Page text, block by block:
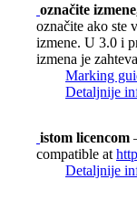
označite
označite ako ste
izmene. U 3.0 i
izmena je
Marking
Detaljnije
istom licencom
compatible at
Detaljnije